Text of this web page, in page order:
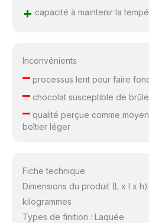
+ capacité à maintenir la
Inconvénients
–processus lent pour faire
–chocolat susceptible de
–qualité perçue comme
boîtier léger
Fiche technique
Dimensions du produit (L x l x h)
kilogrammes
Types de finition : Laquée